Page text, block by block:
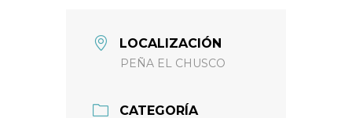
LOCALIZACIÓN
PEÑA EL CHUSCO
CATEGORÍA